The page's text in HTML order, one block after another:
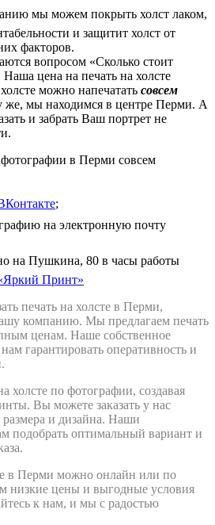
мы можем покрыть холст лаком,
и защитит холст от
факторов.
вопросом «Сколько стоит
Наша цена на печать на холсте
можно напечатать совсем
же, мы находимся в центре Перми. А
и забрать Ваш портрет не
в Перми совсем
;
на электронную почту
на Пушкина, 80 в часы работы
Принт»
печать на холсте в Перми,
компанию. Мы предлагаем печать
ценам. Наше собственное
гарантировать оперативность и
холсте по фотографии, создавая
Вы можете заказать у нас
размера и дизайна. Наши
подобрать оптимальный вариант и
в Перми можно онлайн или по
низкие цены и выгодные условия
к нам, и мы с радостью